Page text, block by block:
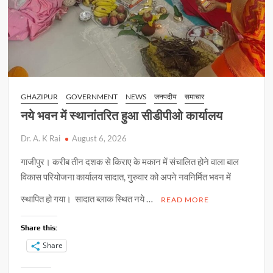
GHAZIPUR GOVERNMENT NEWS जनपदीय समाचार
नये भवन में स्थानांतरित हुआ सीडीपीओ कार्यालय
Dr. A. K Rai August 6, 2026
गाजीपुर। करीब तीन दशक से किराए के मकान में संचालित होने वाला बाल
विकास परियोजना कार्यालय सादात, गुरुवार को अपने नवनिर्मित भवन में
स्थापित हो गया। सादात ब्लाक स्थित नये …
READ MORE
Share this:
Share